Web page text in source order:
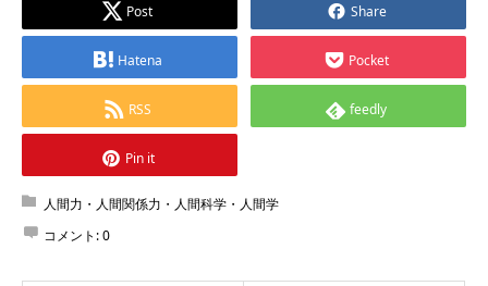
Post Share
Hatena Pocket
RSS feedly
Pin it
人間力・人間関係力・人間科学・人間学
コメント:0